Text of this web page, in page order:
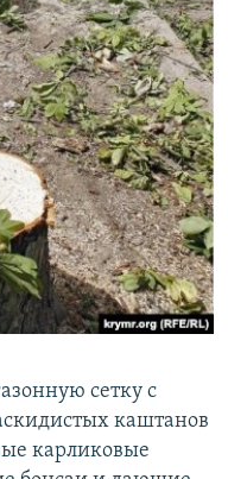
сетку с
каштанов
карликовые